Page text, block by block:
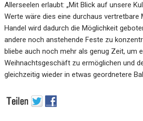
Allerseelen erlaubt: „Mit Blick auf unsere
Werte wäre dies eine durchaus vertretbare
Handel wird dadurch dieMöglichkeit
andere noch anstehende Feste zu
bliebe auch noch mehr als genug Zeit, um
Weihnachtsgeschäft zu ermöglichen und
gleichzeitig wieder in etwas geordnetere